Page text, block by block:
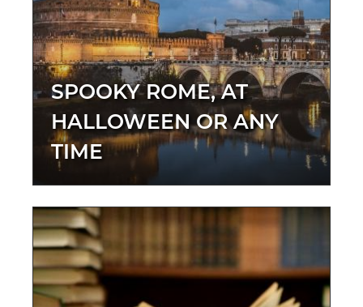
SPOOKY ROME, AT
HALLOWEEN OR ANY
TIME